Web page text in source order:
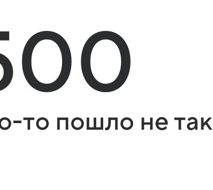
то пошло не так